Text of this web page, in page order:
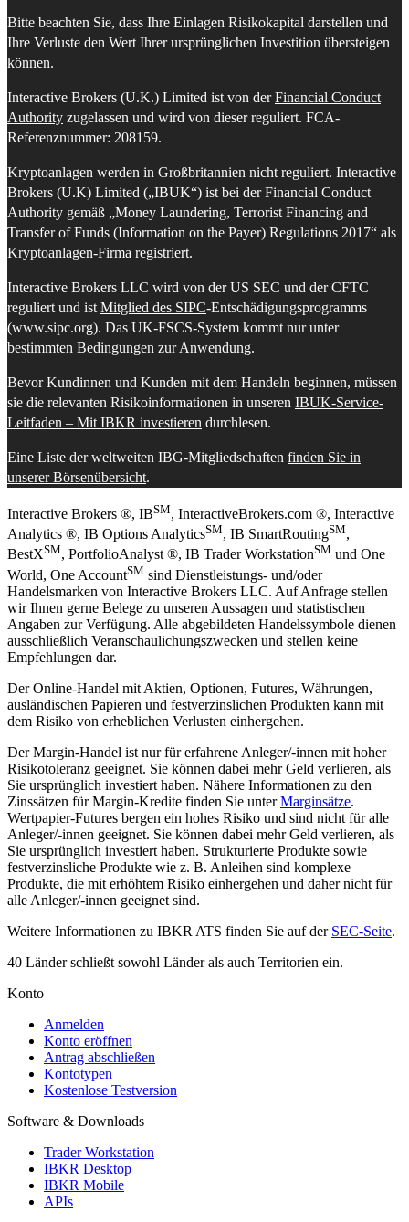
Bitte beachten Sie, dass Ihre Einlagen Risikokapital darstellen und
Ihre Verluste den Wert Ihrer ursprünglichen Investition übersteigen
können.
Interactive Brokers (U.K.) Limited ist von derFinancial Conduct
Authority zugelassen und wird von dieser reguliert. FCA-
Referenznummer: 208159.
Kryptoanlagen werden in Großbritannien nicht reguliert. Interactive
Brokers (U.K) Limited („IBUK“) ist bei der Financial Conduct
Authority gemäß „Money Laundering, Terrorist Financing and
Transfer of Funds (Information on the Payer) Regulations 2017“ als
Kryptoanlagen-Firma registriert.
Interactive Brokers LLC wird von der US SEC und der CFTC
reguliert und ist Mitglied des SIPC-Entschädigungsprogramms
(www.sipc.org). Das UK-FSCS-System kommt nur unter
bestimmten Bedingungen zur Anwendung.
Bevor Kundinnen und Kunden mit dem Handeln beginnen, müssen
sie die relevanten Risikoinformationen in unseren IBUK-Service-
Leitfaden – Mit IBKR investieren durchlesen.
Eine Liste der weltweiten IBG-Mitgliedschaften finden Sie in
unserer Börsenübersicht.
Interactive Brokers ®, IBSM, InteractiveBrokers.com ®, Interactive
Analytics ®, IB Options AnalyticsSM, IB SmartRoutingSM,
BestXSM, PortfolioAnalyst ®, IB Trader WorkstationSM und One
World, One AccountSM sind Dienstleistungs- und/oder
Handelsmarken von Interactive Brokers LLC. Auf Anfrage stellen
wir Ihnen gerne Belege zu unseren Aussagen und statistischen
Angaben zur Verfügung. Alle abgebildeten Handelssymbole dienen
ausschließlich Veranschaulichungszwecken und stellen keine
Empfehlungen dar.
Der Online-Handel mit Aktien, Optionen, Futures, Währungen,
ausländischen Papieren und festverzinslichen Produkten kann mit
dem Risiko von erheblichen Verlusten einhergehen.
Der Margin-Handel ist nur für erfahrene Anleger/-innen mit hoher
Risikotoleranz geeignet. Sie können dabei mehr Geld verlieren, als
Sie ursprünglich investiert haben. Nähere Informationen zu den
Zinssätzen für Margin-Kredite finden Sie unterMarginsätze.
Wertpapier-Futures bergen ein hohes Risiko und sind nicht für alle
Anleger/-innen geeignet. Sie können dabei mehr Geld verlieren, als
Sie ursprünglich investiert haben. Strukturierte Produkte sowie
festverzinsliche Produkte wie z. B. Anleihen sind komplexe
Produkte, die mit erhöhtem Risiko einhergehen und daher nicht für
alle Anleger/-innen geeignet sind.
Weitere Informationen zu IBKR ATS finden Sie auf der SEC-Seite.
40 Länder schließt sowohl Länder als auch Territorien ein.
Konto
Anmelden
Konto eröffnen
Antrag abschließen
Kontotypen
Kostenlose Testversion
Software & Downloads
Trader Workstation
IBKR Desktop
IBKR Mobile
APIs